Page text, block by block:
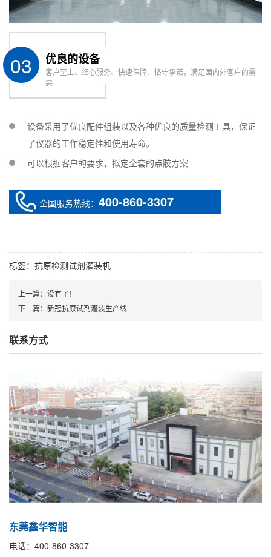
03 优良的设备
客户至上、细心服务、快速保障、恪守承诺，满足国内外客户的需
要
设备采用了优良配件组装以及各种优良的质量检测工具，保证
了仪器的工作稳定性和使用寿命。
可以根据客户的要求，拟定全套的点胶方案
全国服务热线： 400-860-3307
标签： 抗原检测试剂灌装机
上一篇：没有了！
下一篇： 新冠抗原试剂灌装生产线
联系方式
东莞鑫华智能
电话：400-860-3307